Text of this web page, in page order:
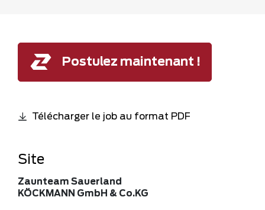
Postulez maintenant !
Télécharger le job au format PDF
Site
Zaunteam Sauerland
KÖCKMANN GmbH & Co.KG